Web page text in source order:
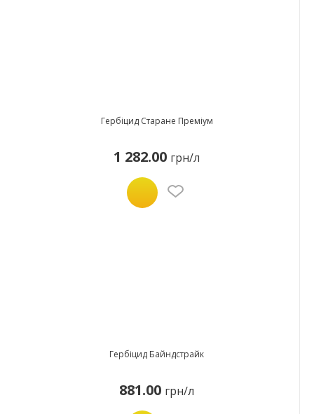
Гербіцид Старане Преміум
1 282.00 грн/л
Гербіцид Байндстрайк
881.00 грн/л